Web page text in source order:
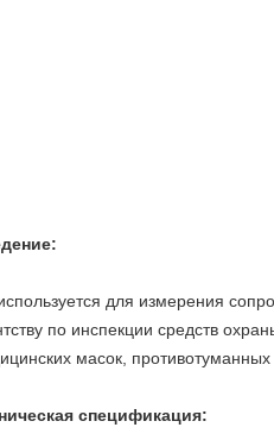
для измерения
по инспекции средств
масок, противотуманных
спецификация: